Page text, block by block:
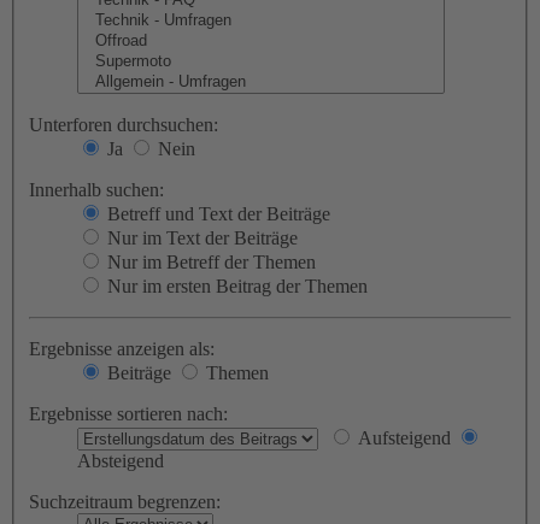
Unterforen durchsuchen:
Ja
Nein
Innerhalb suchen:
Betreff und Text der Beiträge
Nur im Text der Beiträge
Nur im Betreff der Themen
Nur im ersten Beitrag der Themen
Ergebnisse anzeigen als:
Beiträge
Themen
Ergebnisse sortieren nach:
Aufsteigend
Absteigend
Suchzeitraum begrenzen: